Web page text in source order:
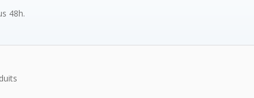
48h.
la catégorie Planche de